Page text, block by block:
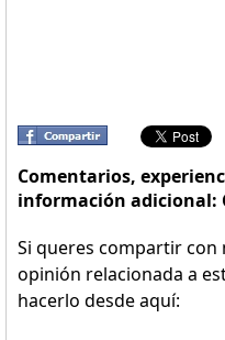
Comentarios,
información adicional:
Si queres compartir
opinión relacionada a
hacerlo desde aquí: